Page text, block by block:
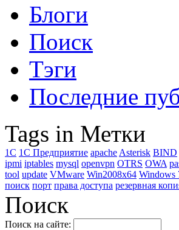
Блоги
Поиск
Тэги
Последние
Tags in Метки
1C 1С Предприятие apache Asterisk BIND
ipmi iptables mysql openvpn OTRS OWA
tool update VMware Win2008x64 Windows
поиск порт права доступа резервная
Поиск
Поиск на сайте: